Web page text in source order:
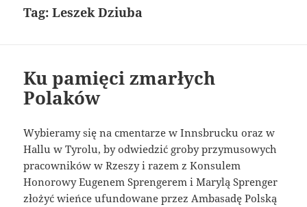
Tag:Leszek Dziuba
Ku pamięci zmarłych
Polaków
Wybieramy się na cmentarze w Innsbrucku oraz w
Hallu w Tyrolu, by odwiedzić groby przymusowych
pracowników w Rzeszy i razem z Konsulem
Honorowy Eugenem Sprengerem i Marylą Sprenger
złożyć wieńce ufundowane przez Ambasadę Polską